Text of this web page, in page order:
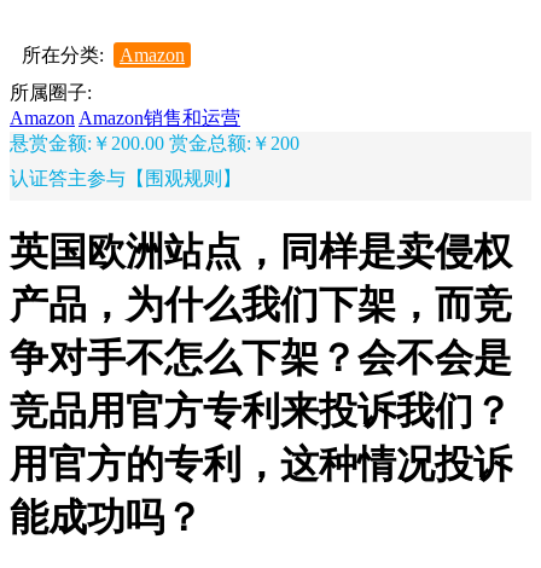
所在分类:
Amazon
所属圈子:
Amazon Amazon销售和运营
悬赏金额:￥200.00 赏金总额:￥200
认证答主参与【围观规则】
英国欧洲站点，同样是卖侵权
产品，为什么我们下架，而竞
争对手不怎么下架？会不会是
竞品用官方专利来投诉我们？
用官方的专利，这种情况投诉
能成功吗？